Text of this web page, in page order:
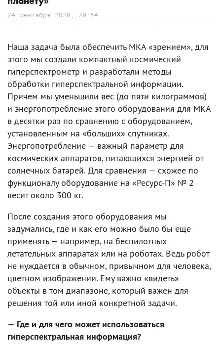
24 сентября 2020, 20:54
Наша задача была обеспечить МКА «зрением», для
этого мы создали компактный космический
гиперспектрометр и разработали методы
обработки гиперспектральной информации.
Причем мы уменьшили вес (до пяти килограммов)
и энергопотребление этого оборудования для МКА
в десятки раз по сравнению с оборудованием,
установленным на «больших» спутниках.
Энергопотребление — важный параметр для
космических аппаратов, питающихся энергией от
солнечных батарей. Для сравнения — схожее по
функционалу оборудование на «Ресурс-П» № 2
весит около 300 кг.
После создания этого оборудования мы
задумались, где и как его можно было бы еще
применять — например, на беспилотных
летательных аппаратах или на роботах. Ведь робот
не нуждается в обычном, привычном для человека,
цветном изображении. Ему важно «видеть»
объекты в том диапазоне, который важен для
решения той или иной конкретной задачи.
— Где и для чего может использоваться
гиперспектральная информация?